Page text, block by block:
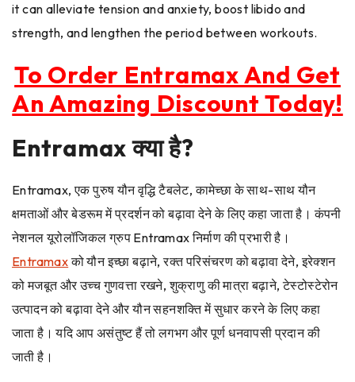
it can alleviate tension and anxiety, boost libido and
strength, and lengthen the period between workouts.
To Order Entramax And Get
An Amazing Discount Today!
Entramax क्‍या है?
Entramax, एक पुरुष यौन वृद्धि टैबलेट, कामेच्छा के साथ-साथ यौन
क्षमताओं और बेडरूम में प्रदर्शन को बढ़ावा देने के लिए कहा जाता है। कंपनी
नेशनल यूरोलॉजिकल ग्रुप Entramax निर्माण की प्रभारी है।
Entramaxको यौन इच्छाबढ़ाने, रक्त परिसंचरण को बढ़ावा देने, इरेक्शन
को मजबूत और उच्च गुणवत्ता रखने, शुक्राणु की मात्रा बढ़ाने, टेस्टोस्टेरोन
उत्पादन को बढ़ावा देने और यौन सहनशक्ति में सुधार करने के लिए कहा
जाता है। यदि आप असंतुष्ट हैं तो लगभग और पूर्ण धनवापसी प्रदान की
जाती है।